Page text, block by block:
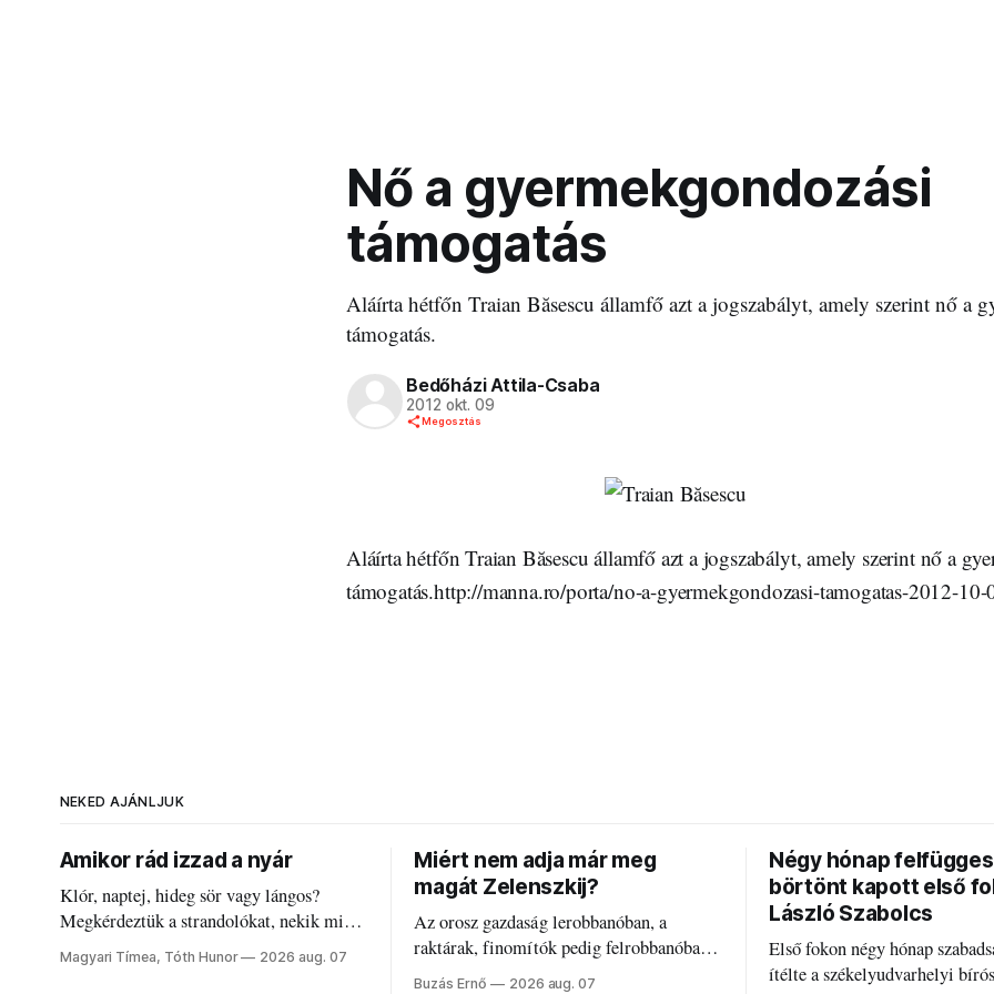
Nő a gyermekgondozási
támogatás
Aláírta hétfőn Traian Băsescu államfő azt a jogszabályt, amely szerint nő a
támogatás.
Bedőházi Attila-Csaba
2012 okt. 09
Megosztás
Aláírta hétfőn Traian Băsescu államfő azt a jogszabályt, amely szerint nő a
támogatás.http://manna.ro/porta/no-a-gyermekgondozasi-tamogatas-2012-
NEKED AJÁNLJUK
Amikor rád izzad a nyár
Klór, naptej, hideg sör vagy lángos?
Megkérdeztük a strandolókat, nekik mi
jelenti a nyarat, és hogyan bírják a
kánikulát.
Magyari Tímea, Tóth Hunor 2026 aug. 07
Miért nem adja már meg
magát Zelenszkij?
Az orosz gazdaság lerobbanóban, a
raktárak, finomítók pedig felrobbanóban.
Akárcsak az ukrán népharag, amikor
Buzás Ernő 2026 aug. 07
Négy hónap
börtönt kapott első
László Szabolcs
Első fokon négy hónap
ítélte a székelyudvarhelyi